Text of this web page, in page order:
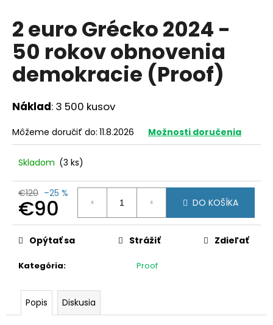
2 euro Grécko 2024 -
50 rokov obnovenia
demokracie (Proof)
Náklad: 3 500 kusov
Môžeme doručiť do: 11.8.2026 Možnosti doručenia
Skladom (3 ks)
€120 –25 %
€90
Jednotková
cena:
DO KOŠÍKA
Kategória: Proof
Opýtať sa Strážiť Zdieľať
Popis Diskusia
j
s
ť
?
O
d
p
o
ú
e